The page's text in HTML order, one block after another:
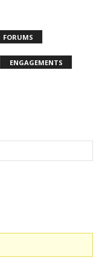
FORUMS
ENGAGEMENTS